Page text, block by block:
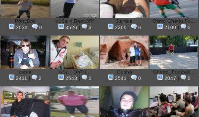
PonyBoy
3631
0
n1Ce > Bhop3R*
3526
3
Jul4eta
3269
6
Olovo Ghetto Fo...
2100
0
cobra
2411
2
wSp | OnTu...
2543
1
Gosha
2541
0
Ghetto_Football...
2047
0